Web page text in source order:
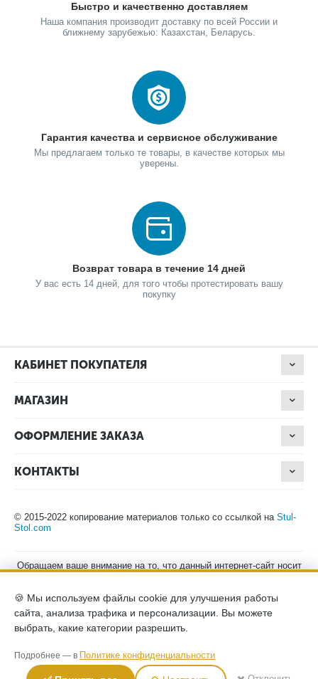
Быстро и качественно доставляем
Наша компания производит доставку по всей России и
ближнему зарубежью: Казахстан, Беларусь.
Гарантия качества и сервисное обслуживание
Мы предлагаем только те товары, в качестве которых мы
уверены.
Возврат товара в течение 14 дней
У вас есть 14 дней, для того чтобы протестировать вашу
покупку
КАБИНЕТ ПОКУПАТЕЛЯ
МАГАЗИН
ОФОРМЛЕНИЕ ЗАКАЗА
КОНТАКТЫ
© 2015-2022 копирование материалов только со ссылкой на Stul-
Stol.com
Обращаем ваше внимание на то, что данный интернет-сайт носит
положениями Статьи 437 (2) Гражданского кодекса Российской
Федерации. Для получения подробной информации о наличии и
стоимости указанных товаров, пожалуйста, обращайтесь к
менеджерам компании по телефону.
Политика конфиденциальности
данных согласие на обработку персональных данных
🍪 Мы используем файлы cookie для улучшения работы
сайта, анализа трафика и персонализации. Вы можете
выбрать, какие категории разрешить.
Подробнее — в Политике конфиденциальности